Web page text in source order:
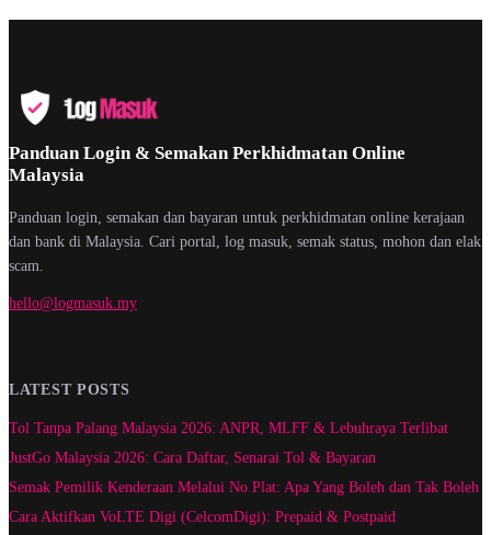
Panduan Login & Semakan Perkhidmatan Online
Malaysia
Panduan login, semakan dan bayaran untuk perkhidmatan online kerajaan
dan bank di Malaysia. Cari portal, log masuk, semak status, mohon dan elak
scam.
hello@logmasuk.my
LATEST POSTS
Tol Tanpa Palang Malaysia 2026: ANPR, MLFF & Lebuhraya Terlibat
JustGo Malaysia 2026: Cara Daftar, Senarai Tol & Bayaran
Semak Pemilik Kenderaan Melalui No Plat: Apa Yang Boleh dan Tak Boleh
Cara Aktifkan VoLTE Digi (CelcomDigi): Prepaid & Postpaid